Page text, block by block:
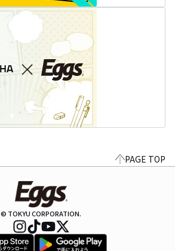
PAGE TOP
© TOKYU CORPORATION.